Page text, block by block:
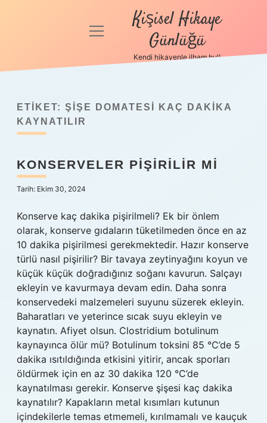
Anasayfa
Politikası
Yasal Uyarı
Hakkımızda
menüyü
Kişisel Hikaye
Günlüğü
Kendi hikayenle ilham bul!
ETIKET: ŞIŞE DOMATESI KAÇ DAKIKA
KAYNATILIR
KONSERVELER PIŞIRILIR MI
Tarih: Ekim 30, 2024
Konserve kaç dakika pişirilmeli? Ek bir önlem
olarak, konserve gıdaların tüketilmeden önce en az
10 dakika pişirilmesi gerekmektedir. Hazır konserve
türlü nasıl pişirilir? Bir tavaya zeytinyağını koyun ve
küçük küçük doğradığınız soğanı kavurun. Salçayı
ekleyin ve kavurmaya devam edin. Daha sonra
konservedeki malzemeleri suyunu süzerek ekleyin.
Baharatları ve yeterince sıcak suyu ekleyin ve
kaynatın. Afiyet olsun. Clostridium botulinum
kaynayınca ölür mü? Botulinum toksini 85 °C’de 5
dakika ısıtıldığında etkisini yitirir, ancak sporları
öldürmek için en az 30 dakika 120 °C’de
kaynatılması gerekir. Konserve şişesi kaç dakika
kaynatılır? Kapakların metal kısımları kutunun
içindekilerle temas etmemeli, kırılmamalı ve kauçuk